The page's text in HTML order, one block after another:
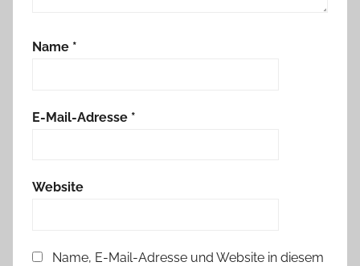
Name *
E-Mail-Adresse *
Website
Name, E-Mail-Adresse und Website in diesem